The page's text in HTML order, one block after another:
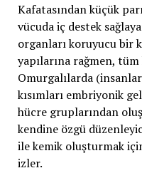
Kafatasından küçük
vücuda iç destek
organları koruyucu bir
yapılarına rağmen,
Omurgalılarda
kısımları embriyonik
hücre gruplarından
kendine özgü
ile kemik oluşturmak
izler.